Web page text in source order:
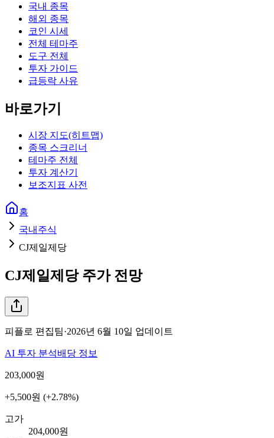
국내 종목
해외 종목
코인 시세
전체 테마주
도구 전체
투자 가이드
급등락 사유
바로가기
시장 지도(히트맵)
종목 스크리너
테마주 전체
투자 계산기
보조지표 사전
홈
국내주식
CJ제일제당
CJ제일제당주가 전망
피플로 편집팀·2026년 6월 10일 업데이트
AI 투자 분석배당 정보
203,000원
+5,500원 (+2.78%)
고가
204,000원